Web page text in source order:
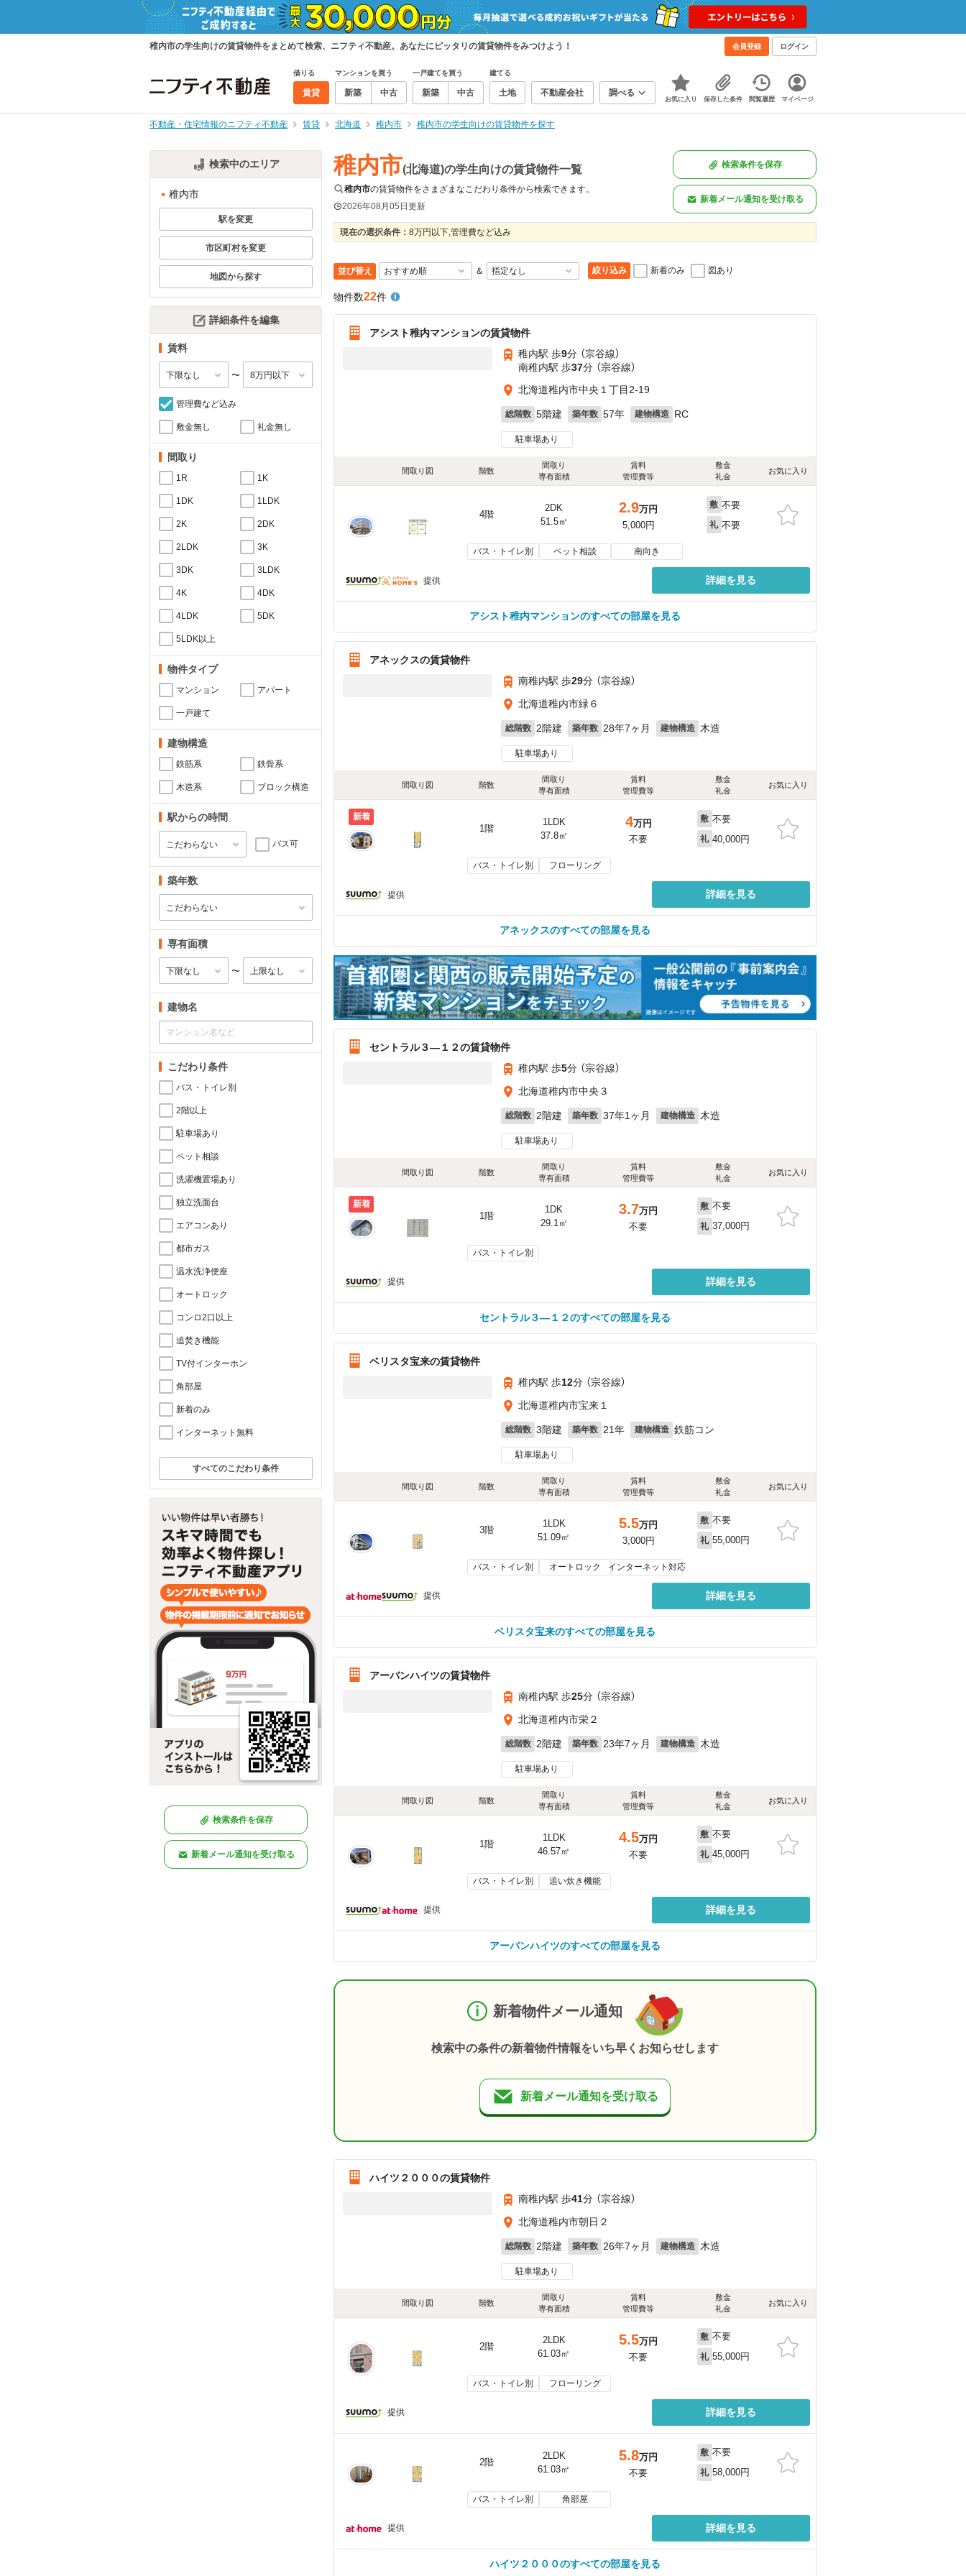
稚内市の学生向けの賃貸物件をまとめて検索、ニフティ不動産。あなたにピッタリの賃貸物件をみつけよう！ 会員登録 ログイン
借りる
賃貸
マンションを買う
新築 中古
一戸建てを買う
新築 中古
建てる
土地 不動産会社 調べる
お気に入り 保存した条件 閲覧履歴 マイページ
不動産・住宅情報のニフティ不動産 賃貸 北海道 稚内市 稚内市の学生向けの賃貸物件を探す
検索中のエリア
稚内市
駅を変更
市区町村を変更
地図から探す
詳細条件を編集
賃料
〜
管理費など込み
敷金無し 礼金無し
間取り
1R 1K
1DK 1LDK
2K 2DK
2LDK 3K
3DK 3LDK
4K 4DK
4LDK 5DK
5LDK以上
物件タイプ
マンション アパート
一戸建て
建物構造
鉄筋系 鉄骨系
木造系 ブロック構造
駅からの時間
バス可
築年数
専有面積
〜
建物名
こだわり条件
バス・トイレ別
2階以上
駐車場あり
ペット相談
洗濯機置場あり
独立洗面台
エアコンあり
都市ガス
温水洗浄便座
オートロック
コンロ2口以上
追焚き機能
TV付インターホン
角部屋
新着のみ
インターネット無料
すべてのこだわり条件
検索条件を保存
新着メール通知を受け取る
稚内市(北海道)の学生向けの賃貸物件一覧
稚内市の賃貸物件をさまざまなこだわり条件から検索できます。
2026年08月05日更新
検索条件を保存
新着メール通知を受け取る
現在の選択条件： 8万円以下,管理費など込み
並び替え ＆ 絞り込み 新着のみ 図あり
物件数22件
アシスト稚内マンションの賃貸物件
稚内駅 歩9分 （宗谷線）
南稚内駅 歩37分 （宗谷線）
北海道稚内市中央１丁目2-19
総階数 5階建 築年数 57年 建物構造 RC
駐車場あり
間取り図 階数
間取り
専有面積
賃料
管理費等
敷金
礼金
お気に入り
4階
2DK
51.5㎡
2.9万円
5,000円
敷 不要
礼 不要
バス・トイレ別 ペット相談 南向き
提供 詳細を見る
アシスト稚内マンションのすべての部屋を見る
アネックスの賃貸物件
南稚内駅 歩29分 （宗谷線）
北海道稚内市緑６
総階数 2階建 築年数 28年7ヶ月 建物構造 木造
駐車場あり
間取り図 階数
間取り
専有面積
賃料
管理費等
敷金
礼金
お気に入り
新着
1階
1LDK
37.8㎡
4万円
不要
敷 不要
礼 40,000円
バス・トイレ別 フローリング
提供 詳細を見る
アネックスのすべての部屋を見る
セントラル３—１２の賃貸物件
稚内駅 歩5分 （宗谷線）
北海道稚内市中央３
総階数 2階建 築年数 37年1ヶ月 建物構造 木造
駐車場あり
間取り図 階数
間取り
専有面積
賃料
管理費等
敷金
礼金
お気に入り
新着
1階
1DK
29.1㎡
3.7万円
不要
敷 不要
礼 37,000円
バス・トイレ別
提供 詳細を見る
セントラル３—１２のすべての部屋を見る
ベリスタ宝来の賃貸物件
稚内駅 歩12分 （宗谷線）
北海道稚内市宝来１
総階数 3階建 築年数 21年 建物構造 鉄筋コン
駐車場あり
間取り図 階数
間取り
専有面積
賃料
管理費等
敷金
礼金
お気に入り
3階
1LDK
51.09㎡
5.5万円
3,000円
敷 不要
礼 55,000円
バス・トイレ別 オートロック インターネット対応
提供 詳細を見る
ベリスタ宝来のすべての部屋を見る
アーバンハイツの賃貸物件
南稚内駅 歩25分 （宗谷線）
北海道稚内市栄２
総階数 2階建 築年数 23年7ヶ月 建物構造 木造
駐車場あり
間取り図 階数
間取り
専有面積
賃料
管理費等
敷金
礼金
お気に入り
1階
1LDK
46.57㎡
4.5万円
不要
敷 不要
礼 45,000円
バス・トイレ別 追い炊き機能
提供 詳細を見る
アーバンハイツのすべての部屋を見る
新着物件メール通知
検索中の条件の新着物件情報をいち早くお知らせします
新着メール通知を受け取る
ハイツ２０００の賃貸物件
南稚内駅 歩41分 （宗谷線）
北海道稚内市朝日２
総階数 2階建 築年数 26年7ヶ月 建物構造 木造
駐車場あり
間取り図 階数
間取り
専有面積
賃料
管理費等
敷金
礼金
お気に入り
2階
2LDK
61.03㎡
5.5万円
不要
敷 不要
礼 55,000円
バス・トイレ別 フローリング
提供 詳細を見る
2階
2LDK
61.03㎡
5.8万円
不要
敷 不要
礼 58,000円
バス・トイレ別 角部屋
提供 詳細を見る
ハイツ２０００のすべての部屋を見る